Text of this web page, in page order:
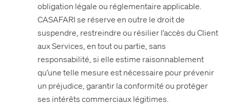
obligation légale ou réglementaire applicable.
CASAFARI se réserve en outre le droit de
suspendre, restreindre ou résilier l’accès du Client
aux Services, en tout ou partie, sans
responsabilité, si elle estime raisonnablement
qu’une telle mesure est nécessaire pour prévenir
un préjudice, garantir la conformité ou protéger
ses intérêts commerciaux légitimes.